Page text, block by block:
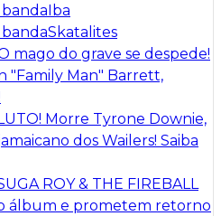
Iba
Skatalites
mago do grave se despede!
"Family Man" Barrett,
LUTO! Morre Tyrone Downie,
dos Wailers! Saiba
ROY & THE FIREBALL
álbum e prometem retorno